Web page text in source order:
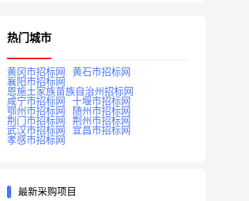
热门城市
黄冈市招标网
黄石市招标网
襄阳市招标网
恩施土家族苗族自治州招标网
咸宁市招标网
十堰市招标网
鄂州市招标网
随州市招标网
荆门市招标网
荆州市招标网
武汉市招标网
宜昌市招标网
孝感市招标网
最新采购项目